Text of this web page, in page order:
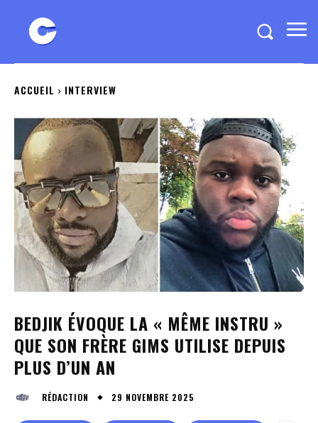
ACCUEIL INTERVIEW
BEDJIK ÉVOQUE LA « MÊME INSTRU »
QUE SON FRÈRE GIMS UTILISE DEPUIS
PLUS D’UN AN
RÉDACTION 29 NOVEMBRE 2025